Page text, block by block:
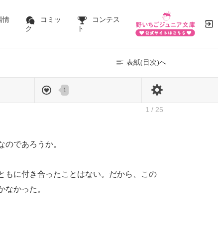
情
コミッ
ク
コンテス
ト
表紙(目次)へ
1
1 / 25
であろうか。
に付き合ったことはない。だから、この
なかった。